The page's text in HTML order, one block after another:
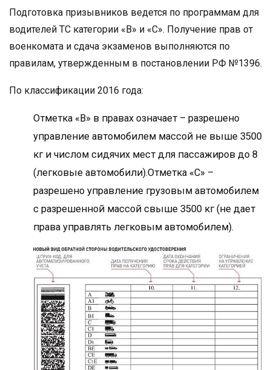
Подготовка призывников ведется по программам для
водителей ТС категории «В» и «С». Получение прав от
военкомата и сдача экзаменов выполняются по
правилам, утвержденным в постановлении РФ №1396.
По классификации 2016 года:
Отметка «В» в правах означает – разрешено
управление автомобилем массой не выше 3500
кг и числом сидячих мест для пассажиров до 8
(легковые автомобили).Отметка «С» –
разрешено управление грузовым автомобилем
с разрешенной массой свыше 3500 кг (не дает
права управлять легковым автомобилем).